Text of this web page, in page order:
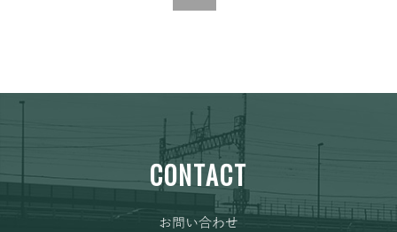
CONTACT
お問い合わせ